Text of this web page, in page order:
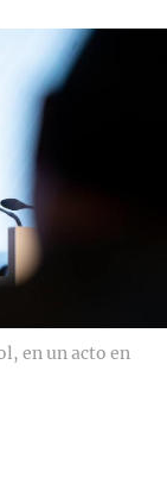
en un acto en